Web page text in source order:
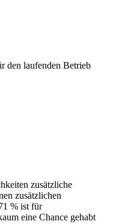
den laufenden Betrieb
zusätzliche
zusätzlichen
% ist für
eine Chance gehabt